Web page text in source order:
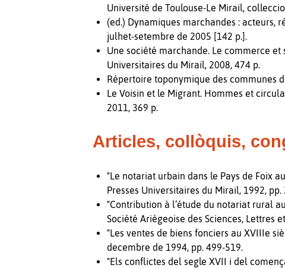
Université de Toulouse-Le Mirail,
(ed.) Dynamiques marchandes : acteurs,
julhet-setembre de 2005 [142 p.].
Une société marchande. Le commerce et
Universitaires du Mirail, 2008, 474 p.
Répertoire toponymique des communes
Le Voisin et le Migrant. Hommes et
2011, 369 p.
Articles, collòquis,
"Le notariat urbain dans le Pays de Foix
Presses Universitaires du Mirail, 1992, pp.
"Contribution à l’étude du notariat rural
Société Ariégeoise des Sciences, Lettres
"Les ventes de biens fonciers au XVIIIe
decembre de 1994, pp. 499-519.
"Els conflictes del segle XVII i del